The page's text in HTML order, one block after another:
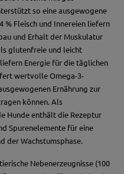
so eine ausgewogene
% Fleisch und Innereien liefern
und Erhalt der Muskulatur
glutenfreie und leicht
Energie für die täglichen
wertvolle Omega-3-
Ernährung zur
können. Als
Hunde enthält die Rezeptur
Spurenelemente für eine
der Wachstumsphase.
Nebenerzeugnisse (100